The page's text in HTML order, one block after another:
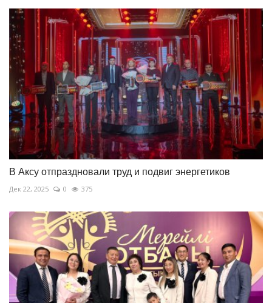
В Аксу отпраздновали труд и подвиг энергетиков
Дек 22, 2025 0 375